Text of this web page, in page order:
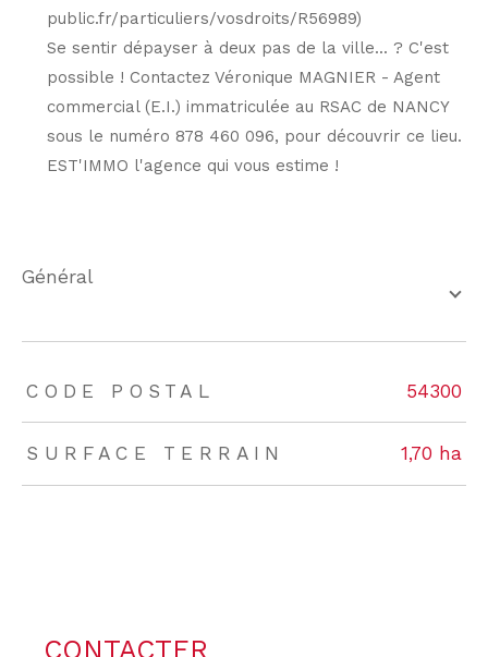
public.fr/particuliers/vosdroits/R56989)
Se sentir dépayser à deux pas de la ville... ? C'est
possible ! Contactez Véronique MAGNIER - Agent
commercial (E.I.) immatriculée au RSAC de NANCY
sous le numéro 878 460 096, pour découvrir ce lieu.
EST'IMMO l'agence qui vous estime !
général
TRAD_ZEPHYR_Caracteristique TRAD_ZEPHYR_Valeurs
CODE POSTAL 54300
SURFACE TERRAIN 1,70 ha
CONTACTER